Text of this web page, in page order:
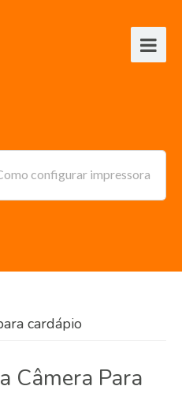
configurar impressora
cardápio
Câmera Para